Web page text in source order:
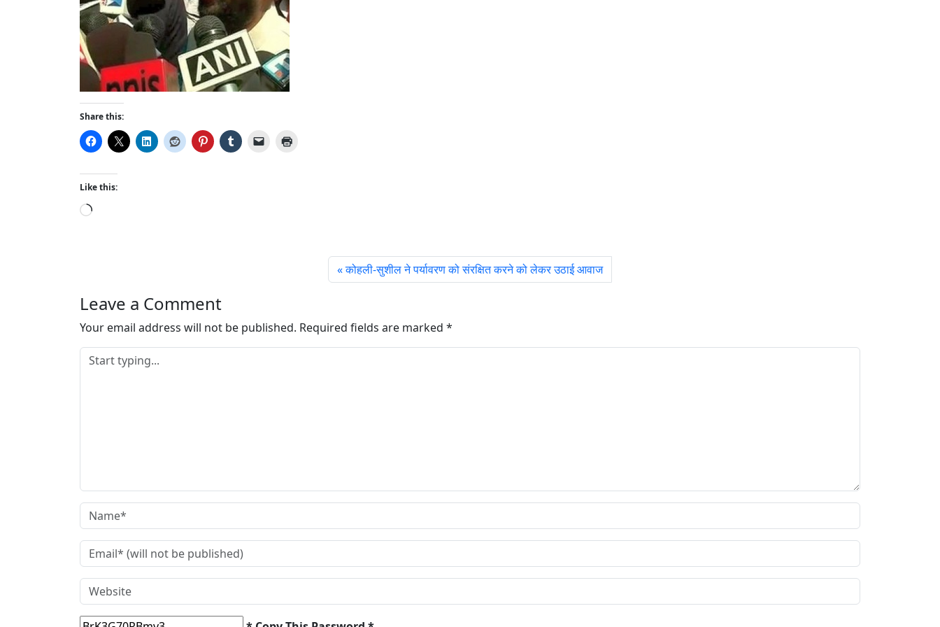
Share this:
Like this:
L
g
…
कोहली-सुशील ने पर्यावरण को संरक्षित करने को लेकर उठाई आवाज
Leave a Comment
Your email address will not be published. Required fields are marked *